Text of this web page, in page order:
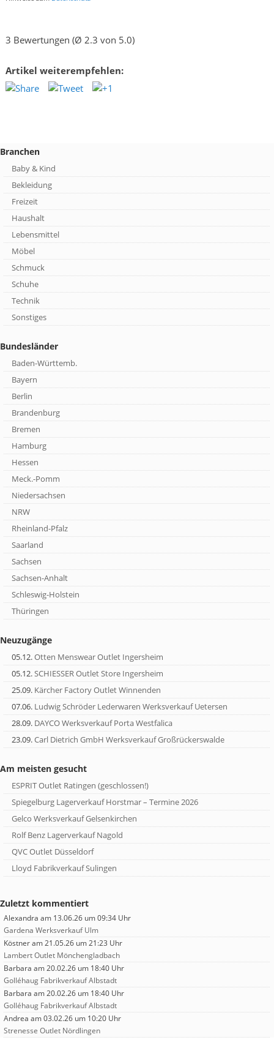
3 Bewertungen (Ø 2.3 von 5.0)
Artikel weiterempfehlen:
Branchen
Baby & Kind
Bekleidung
Freizeit
Haushalt
Lebensmittel
Möbel
Schmuck
Schuhe
Technik
Sonstiges
Bundesländer
Baden-Württemb.
Bayern
Berlin
Brandenburg
Bremen
Hamburg
Hessen
Meck.-Pomm
Niedersachsen
NRW
Rheinland-Pfalz
Saarland
Sachsen
Sachsen-Anhalt
Schleswig-Holstein
Thüringen
Neuzugänge
05.12.Otten Menswear Outlet Ingersheim
05.12.SCHIESSER Outlet Store Ingersheim
25.09. Kärcher Factory Outlet Winnenden
07.06. Ludwig Schröder Lederwaren Werksverkauf Uetersen
28.09. DAYCO Werksverkauf Porta Westfalica
23.09.Carl Dietrich GmbH Werksverkauf Großrückerswalde
Am meisten gesucht
ESPRIT Outlet Ratingen (geschlossen!)
Spiegelburg Lagerverkauf Horstmar – Termine 2026
Gelco Werksverkauf Gelsenkirchen
Rolf Benz Lagerverkauf Nagold
QVC Outlet Düsseldorf
Lloyd Fabrikverkauf Sulingen
Zuletzt kommentiert
Alexandra am 13.06.26 um 09:34 Uhr
Gardena Werksverkauf Ulm
Köstneram 21.05.26 um 21:23 Uhr
Lambert Outlet Mönchengladbach
Barbara am 20.02.26 um 18:40 Uhr
Golléhaug Fabrikverkauf Albstadt
Barbara am 20.02.26 um 18:40 Uhr
Golléhaug Fabrikverkauf Albstadt
Andrea am 03.02.26 um 10:20 Uhr
Strenesse Outlet Nördlingen